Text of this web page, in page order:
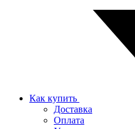
Как купить
Доставка
Оплата